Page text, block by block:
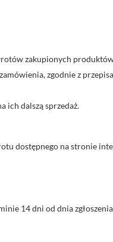
zakupionych
zgodnie z
ich dalszą sprzedaż.
dostępnego na stronie
14 dni od dnia